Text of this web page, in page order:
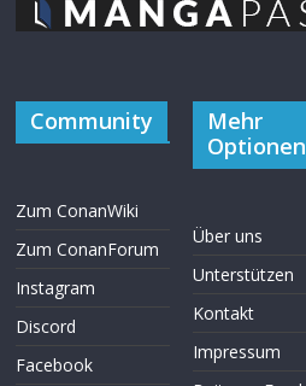
Community
Zum ConanWiki
Zum ConanForum
Instagram
Discord
Facebook
Mehr
Optionen
Über uns
Unterstützen
Kontakt
Impressum